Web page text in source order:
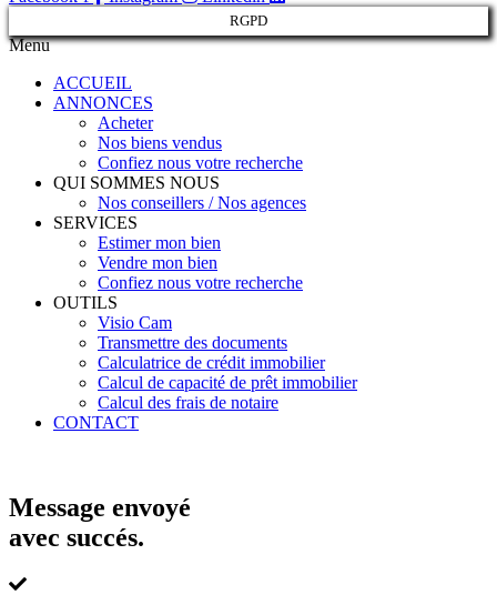
RGPD
Menu
ACCUEIL
ANNONCES
Acheter
Nos biens vendus
Confiez nous votre recherche
QUI SOMMES NOUS
Nos conseillers / Nos agences
SERVICES
Estimer mon bien
Vendre mon bien
Confiez nous votre recherche
OUTILS
Visio Cam
Transmettre des documents
Calculatrice de crédit immobilier
Calcul de capacité de prêt immobilier
Calcul des frais de notaire
CONTACT
Message envoyé
avec succés.